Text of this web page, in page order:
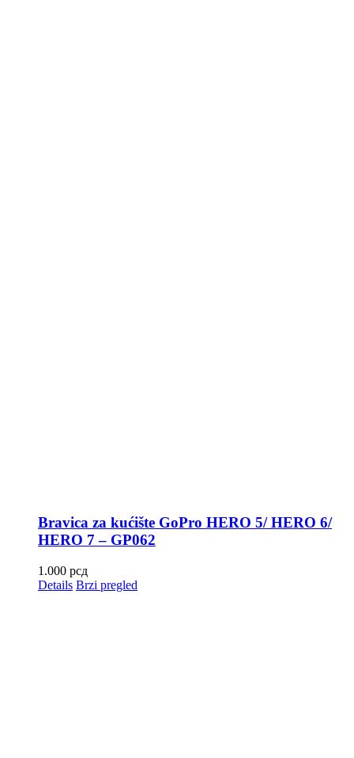
Bravica za kućište GoPro HERO 5/ HERO 6/
HERO 7 – GP062
1.000 рсд
Details Brzi pregled